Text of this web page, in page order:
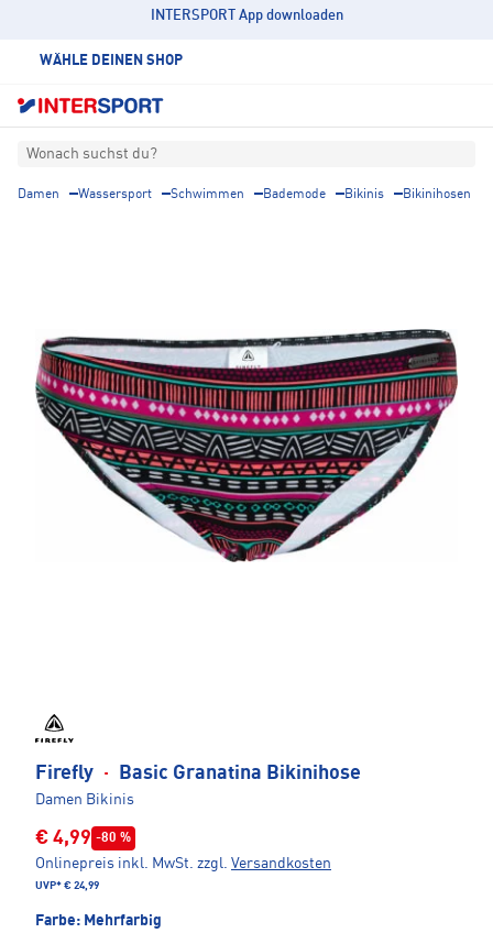
INTERSPORT App downloaden
WÄHLE DEINEN SHOP
Wonach suchst du?
Damen Wassersport Schwimmen Bademode Bikinis Bikinihosen
Firefly · Basic Granatina Bikinihose
Damen Bikinis
€ 4,99 -80 %
Onlinepreis inkl. MwSt. zzgl. Versandkosten
UVP* € 24,99
Farbe: Mehrfarbig